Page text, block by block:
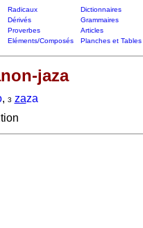
Radicaux
Dictionnaires
Dérivés
Grammaires
Proverbes
Articles
Eléments/Composés Planches et Tables
jaza
, 3 zaza